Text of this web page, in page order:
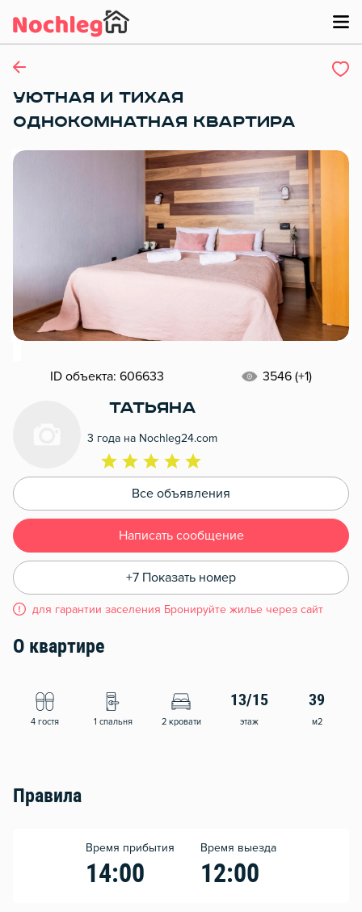
УЮТНАЯ И ТИХАЯ
ОДНОКОМНАТНАЯ КВАРТИРА
ID объекта: 606633 3546 (+1)
Татьяна
3 года на Nochleg24.com
Все объявления
Написать сообщение
+7 Показать номер
для гарантии заселения Бронируйте жилье через сайт
О квартире
4 гостя 1 спальня 2 кровати
13/15
этаж
39
м2
Правила
Время прибытия
14:00
Время выезда
12:00